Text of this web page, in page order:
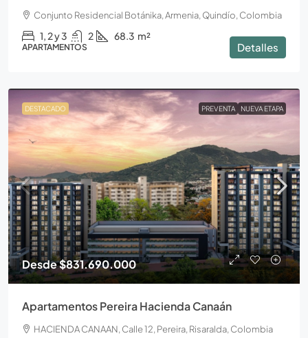
Conjunto Residencial Botánika, Armenia, Quindío, Colombia
1, 2 y 3 2 68.3 m²
APARTAMENTOS Detalles
DESTACADO PREVENTA NUEVA ETAPA
Desde$831.690.000
Apartamentos Pereira Hacienda Canaán
HACIENDA CANAAN, Calle 12, Pereira, Risaralda, Colombia